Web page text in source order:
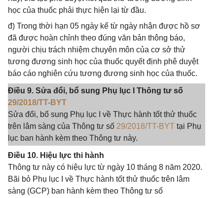
học của thuốc phải thực hiện lại từ đầu.
đ) Trong thời hạn 05 ngày kể từ ngày nhận được hồ sơ
đã được hoàn chỉnh theo đúng văn bản thông báo,
người chịu trách nhiệm chuyên môn của cơ sở thử
tương đương sinh học của thuốc quyết định phê duyệt
báo cáo nghiên cứu tương đương sinh học của thuốc.
Điều 9. Sửa đổi, bổ sung Phụ lục I Thông tư số
29/2018/TT-BYT
Sửa đổi, bổ sung Phụ lục I về Thực hành tốt thử thuốc
trên lâm sàng của Thông tư số 29/2018/TT-BYT tại Phụ
lục ban hành kèm theo Thông tư này.
Điều 10. Hiệu lực thi hành
Thông tư này có hiệu lực từ ngày 10 tháng 8 năm 2020.
Bãi bỏ Phụ lục I về Thực hành tốt thử thuốc trên lâm
sàng (GCP) ban hành kèm theo Thông tư số